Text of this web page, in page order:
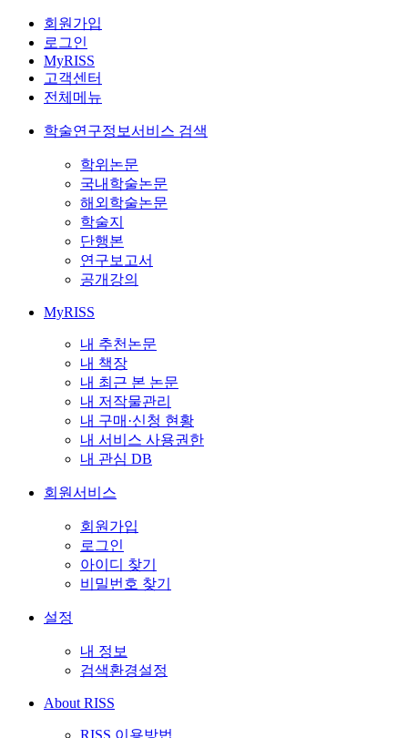
회원가입
로그인
MyRISS
고객센터
전체메뉴
학술연구정보서비스 검색
학위논문
국내학술논문
해외학술논문
학술지
단행본
연구보고서
공개강의
MyRISS
내 추천논문
내 책장
내 최근 본 논문
내 저작물관리
내 구매·신청 현황
내 서비스 사용권한
내 관심 DB
회원서비스
회원가입
로그인
아이디 찾기
비밀번호 찾기
설정
내 정보
검색환경설정
About RISS
RISS 이용방법